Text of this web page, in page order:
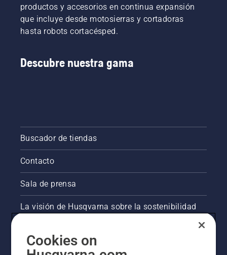
productos y accesorios en continua expansión
que incluye desde motosierras y cortadoras
hasta robots cortacésped.
Descubre nuestra gama
Buscador de tiendas
Contacto
Sala de prensa
La visión de Husqvarna sobre la sostenibilidad
Cookies on